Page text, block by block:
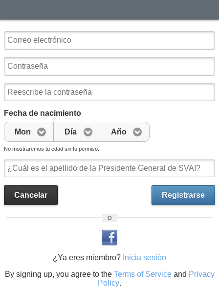
Fecha de nacimiento
Mon Día Año
No mostraremos tu edad sin tu permiso.
Registrarse
Cancelar
O
¿Ya eres miembro? Inicia sesión
By signing up, you agree to the Terms of Serviceand Privacy
Policy.